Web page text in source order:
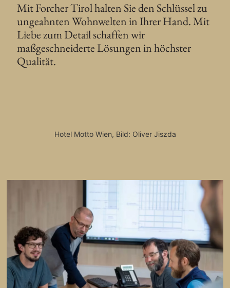
Mit Forcher Tirol halten Sie den Schlüssel zu
ungeahnten Wohnwelten in Ihrer Hand. Mit
Liebe zum Detail schaffen wir
maßgeschneiderte Lösungen in höchster
Qualität.
Hotel Motto Wien, Bild: Oliver Jiszda